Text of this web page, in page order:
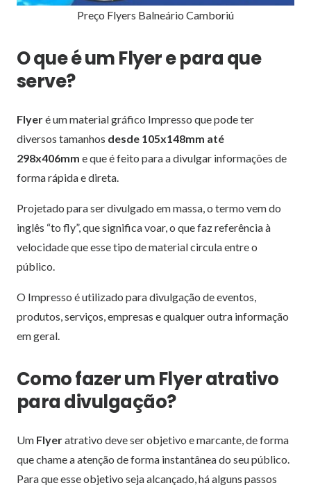
Preço Flyers Balneário Camboriú
O que é um Flyer e para que
serve?
Flyeré um material gráfico Impresso que pode ter
diversos tamanhos desde 105x148mm até
298x406mm e que é feito para a divulgar informações de
forma rápida e direta.
Projetado para ser divulgado em massa, o termo vem do
inglês “to fly”, que significa voar, o que faz referência à
velocidade que esse tipo de material circula entre o
público.
O Impresso é utilizado para divulgação de eventos,
produtos, serviços, empresas e qualquer outra informação
em geral.
Como fazer um Flyer atrativo
para divulgação?
Um Flyeratrativo deve ser objetivo e marcante, de forma
que chame a atenção de forma instantânea do seu público.
Para que esse objetivo seja alcançado, há alguns passos